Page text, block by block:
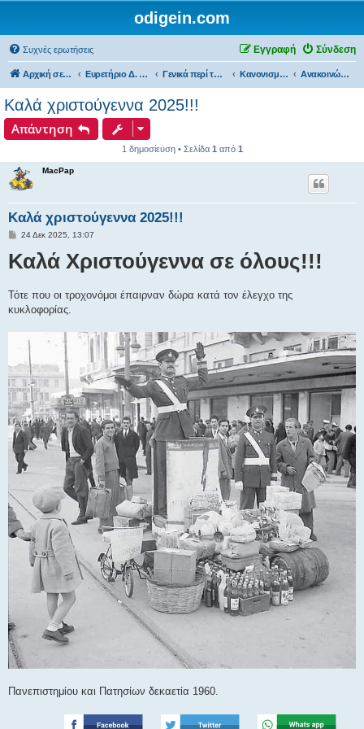
odigein.com
Συχνές ερωτήσεις Σύνδεση
Εγγραφή
Αρχική σελίδα Ευρετήριο Δ. Συζήτησης Γενικά περί του forum... Κανονισμοί λειτουργίας & Ανακοινώσεις του forum...... Ανακοινώσεις...
Καλά χριστούγεννα 2025!!!
Απάντηση
1 δημοσίευση • Σελίδα 1 από 1
MacPap
Καλά χριστούγεννα 2025!!!
Δ
μ
ο
ε
σ
24 Δεκ 2025, 13:07
Καλά Χριστούγεννα σε όλους!!!
Τότε που οι τροχονόμοι έπαιρναν δώρα κατά τον έλεγχο της
κυκλοφορίας.
Πανεπιστημίου και Πατησίων δεκαετία 1960.